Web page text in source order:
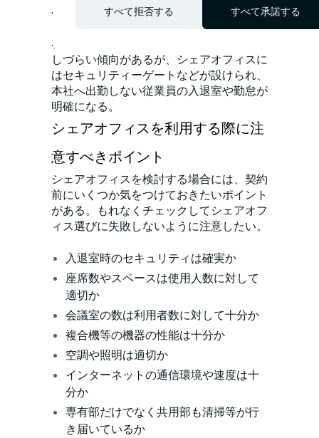
入退室や勤怠管理がしやす
在宅勤務では、各自の勤務時間などが把握
しづらい傾向があるが、シェアオフィスに
はセキュリティーゲートなどが設けられ、
本社へ出勤しない従業員の入退室や勤怠が
明確になる。
シェアオフィスを利用する際に注
意すべきポイント
シェアオフィスを検討する場合には、契約
前にいくつか気をつけておきたいポイント
がある。もれなくチェックしてシェアオフ
ィス選びに失敗しないように注意したい。
入退室時のセキュリティは確実か
座席数やスペースは使用人数に対して
適切か
会議室の数は利用者数に対して十分か
複合機等の機器の性能は十分か
空調や照明は適切か
インターネットの通信環境や速度は十
分か
専有部だけでなく共用部も清掃等が行
き届いているか
すべて拒否する
すべて承諾する